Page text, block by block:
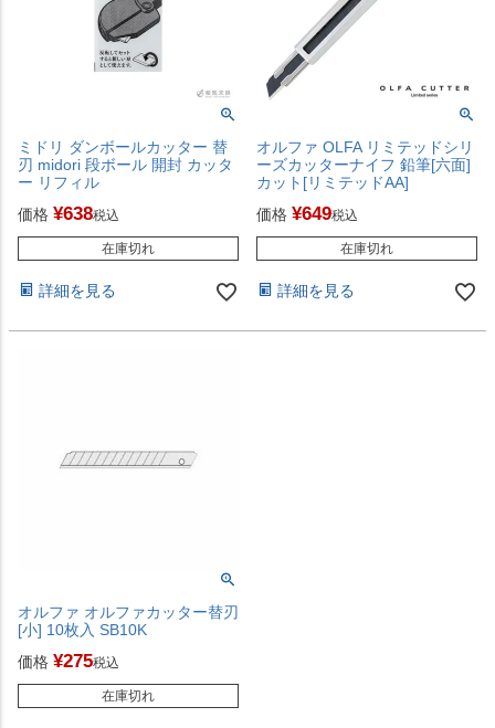
ミドリ ダンボールカッター 替
刃 midori 段ボール 開封 カッタ
ー リフィル
価格 ¥638税込
在庫切れ
詳細を見る
オルファ OLFA リミテッドシリ
ーズカッターナイフ 鉛筆[六面]
カット[リミテッドAA]
価格 ¥649税込
在庫切れ
詳細を見る
オルファ オルファカッター替刃
[小] 10枚入 SB10K
価格 ¥275税込
在庫切れ